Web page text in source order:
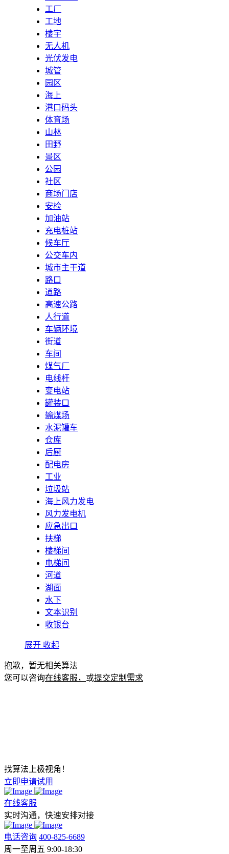
工厂
工地
楼宇
无人机
光伏发电
城管
园区
海上
港口码头
体育场
山林
田野
景区
公园
社区
商场门店
安检
加油站
充电桩站
候车厅
公交车内
城市主干道
路口
道路
高速公路
人行道
车辆环境
街道
车间
煤气厂
电线杆
变电站
罐装口
输煤场
水泥罐车
仓库
后厨
配电房
工业
垃圾站
海上风力发电
风力发电机
应急出口
扶梯
楼梯间
电梯间
河道
湖面
水下
文本识别
收银台
展开 收起
抱歉，暂无相关算法
您可以咨询在线客服， 或提交定制需求
找算法上极视角！
立即申请试用
在线客服
实时沟通，快速安排对接
电话咨询 400-825-6689
周一至周五 9:00-18:30